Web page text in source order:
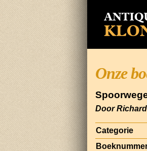
Onze
Door
Categorie